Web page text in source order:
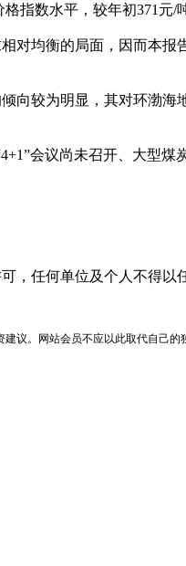
数水平，较年初371元/
对均衡的局面，因而本报
向较为明显，其对环渤海
会议尚未召开、大型煤
，任何单位及个人不得以
议。网站会员不应以此取代自己